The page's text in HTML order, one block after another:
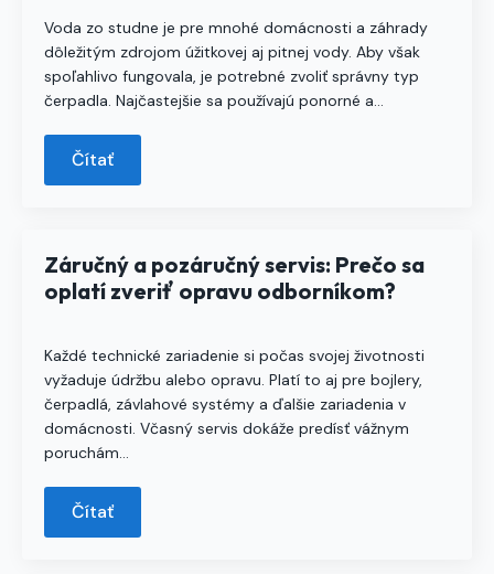
Voda zo studne je pre mnohé domácnosti a záhrady
dôležitým zdrojom úžitkovej aj pitnej vody. Aby však
spoľahlivo fungovala, je potrebné zvoliť správny typ
čerpadla. Najčastejšie sa používajú ponorné a…
Čítať
Záručný a pozáručný servis: Prečo sa
oplatí zveriť opravu odborníkom?
Každé technické zariadenie si počas svojej životnosti
vyžaduje údržbu alebo opravu. Platí to aj pre bojlery,
čerpadlá, závlahové systémy a ďalšie zariadenia v
domácnosti. Včasný servis dokáže predísť vážnym
poruchám…
Čítať